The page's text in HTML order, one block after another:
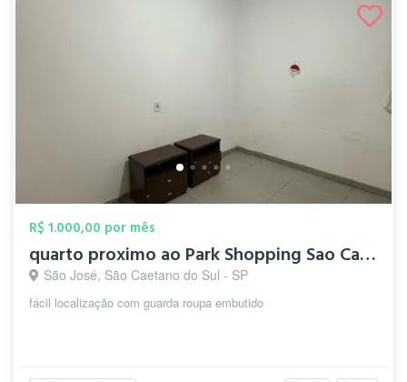
R$ 1.000,00 por mês
quarto proximo ao Park Shopping Sao Caet...
São José, São Caetano do Sul - SP
fácil localização com guarda roupa embutido